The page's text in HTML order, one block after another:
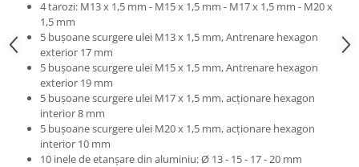
4 tarozi: M13 x 1,5 mm - M15 x 1,5 mm - M17 x 1,5 mm - M20 x
1,5 mm
5 buşoane scurgere ulei M13 x 1,5 mm, Antrenare hexagon
exterior 17 mm
5 buşoane scurgere ulei M15 x 1,5 mm, Antrenare hexagon
exterior 19 mm
5 buşoane scurgere ulei M17 x 1,5 mm, acţionare hexagon
interior 8 mm
5 buşoane scurgere ulei M20 x 1,5 mm, acţionare hexagon
interior 10 mm
10 inele de etanşare din aluminiu: Ø 13 - 15 - 17 - 20 mm